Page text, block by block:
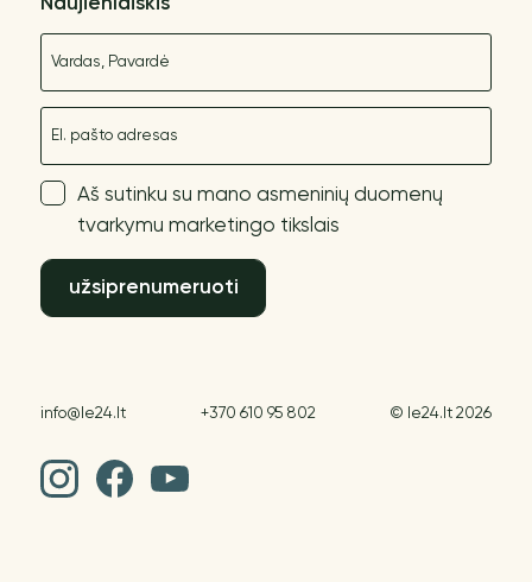
Naujienlaiškis
Aš sutinku su mano asmeninių duomenų
tvarkymu marketingo tikslais
užsiprenumeruoti
info@le24.lt +370 610 95 802 © le24.lt 2026